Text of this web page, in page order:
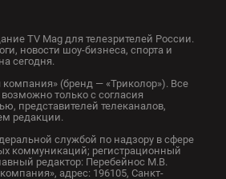
TV Mag для телезрителей России.
новости шоу-бизнеса, спорта и
сегодня.
(бренд — «Триколор»). Все
только с согласия
представителей телеканалов,
редакции.
службой по надзору в сфере
коммуникаций; регистрационный
редактор: Перебейнос М.В.
адрес: 196105, Санкт-